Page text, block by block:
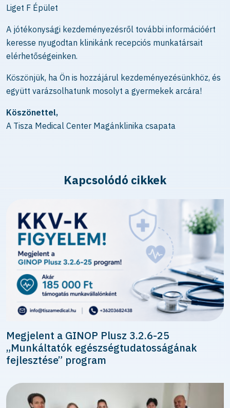
Liget F Épület
A jótékonysági kezdeményezésről további információért
keresse nyugodtan klinikánk recepciós munkatársait
elérhetőségeinken.
Köszönjük, ha Ön is hozzájárul kezdeményezésünkhöz, és
együtt varázsolhatunk mosolyt a gyermekek arcára!
Köszönettel,
A Tisza Medical Center Magánklinika csapata
Kapcsolódó cikkek
Megjelent a GINOP Plusz 3.2.6-25
„Munkáltatók egészségtudatosságának
fejlesztése” program